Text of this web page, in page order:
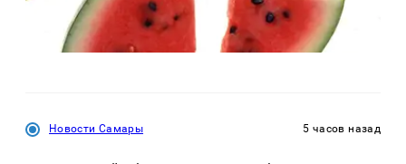
Новости Самары 5 часов назад